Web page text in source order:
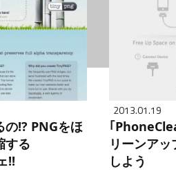
の!? PNGをほ
する
!!
2013.01.19
｢
リーンア
しよう